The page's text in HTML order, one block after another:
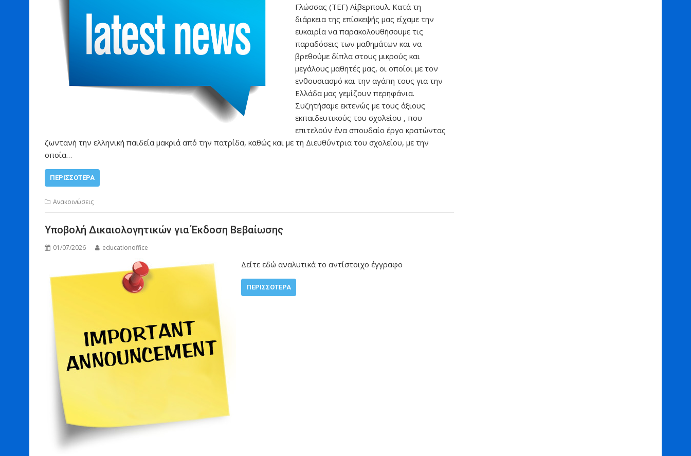
Γλώσσας (ΤΕΓ) Λίβερπουλ. Κατά τη
διάρκεια της επίσκεψής μας είχαμε την
ευκαιρία να παρακολουθήσουμε τις
παραδόσεις των μαθημάτων και να
βρεθούμε δίπλα στους μικρούς και
μεγάλους μαθητές μας, οι οποίοι με τον
ενθουσιασμό και την αγάπη τους για την
Ελλάδα μας γεμίζουν περηφάνια.
Συζητήσαμε εκτενώς με τους άξιους
εκπαιδευτικούς του σχολείου , που
επιτελούν ένα σπουδαίο έργο κρατώντας
ζωντανή την ελληνική παιδεία μακριά από την πατρίδα, καθώς και με τη Διευθύντρια του σχολείου, με την
οποία…
ΠΕΡΙΣΣΌΤΕΡΑ
Ανακοινώσεις
Υποβολή Δικαιολογητικών για Έκδοση Βεβαίωσης
01/07/2026 educationoffice
Δείτε εδώ αναλυτικά το αντίστοιχο έγγραφο
ΠΕΡΙΣΣΌΤΕΡΑ